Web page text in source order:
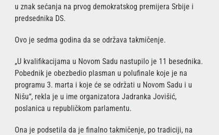
u znak sećanja na prvog demokratskog premijera Srbije i
predsednika DS.
Ovo je sedma godina da se održava takmičenje.
„U kvalifikacijama u Novom Sadu nastupilo je 11 besednika.
Pobednik je obezbedio plasman u polufinale koje je na
programu 3. marta i koje će se održati u Novom Sadu i u
Nišu“, rekla je u ime organizatora Jadranka Jovišić,
poslanica u republičkom parlamentu.
Ona je podsetila da je finalno takmičenje, po tradiciji, na